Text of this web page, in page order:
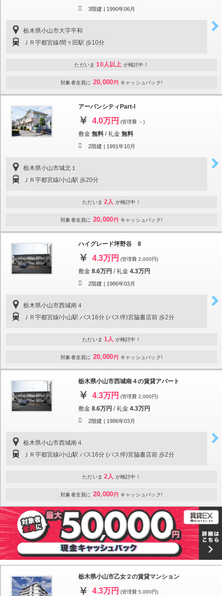
3階建 | 1990年06月
栃木県小山市大字平和
ＪＲ宇都宮線/間々田駅 歩10分
ただいま 10人以上 が検討中！
対象者全員に 20,000 円 キャッシュバック!
アーバンシティPart-I
4.0万円 (管理費 －)
敷金 無料 /礼金 無料
2階建 | 1991年10月
栃木県小山市城北１
ＪＲ宇都宮線/小山駅 歩20分
ただいま 2人 が検討中！
対象者全員に 20,000 円 キャッシュバック!
ハイグレード坪野谷 II
4.3万円 (管理費 2,000円)
敷金 8.6万円 /礼金 4.3万円
2階建 | 1986年03月
栃木県小山市西城南４
ＪＲ宇都宮線/小山駅 バス16分 (バス停)宮脇書店前 歩2分
ただいま 1人 が検討中！
対象者全員に 20,000 円 キャッシュバック!
栃木県小山市西城南４の賃貸アパート
4.3万円 (管理費 2,000円)
敷金 8.6万円 /礼金 4.3万円
2階建 | 1986年03月
栃木県小山市西城南４
ＪＲ宇都宮線/小山駅 バス16分 (バス停)宮脇書店前 歩2分
ただいま 2人 が検討中！
対象者全員に 20,000 円 キャッシュバック!
栃木県小山市乙女２の賃貸マンション
4.3万円 (管理費 5,000円)